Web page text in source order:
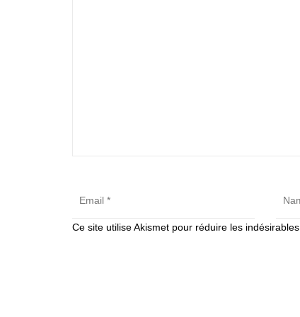
Ce site utilise Akismet pour réduire les indésirables.